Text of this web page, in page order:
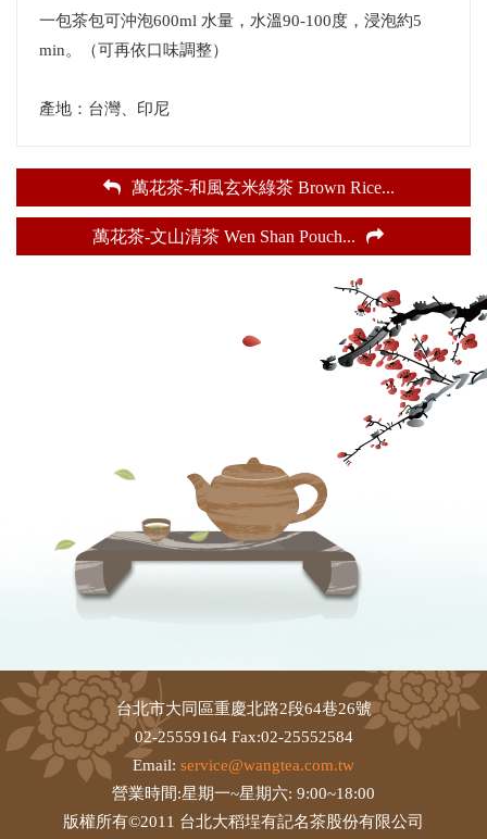
一包茶包可沖泡600ml 水量，水溫90-100度，浸泡約5
min。（可再依口味調整）
產地：台灣、印尼
萬花茶-和風玄米綠茶 Brown Rice...
萬花茶-文山清茶 Wen Shan Pouch...
台北市大同區重慶北路2段64巷26號
02-25559164 Fax:02-25552584
Email: service@wangtea.com.tw
營業時間:星期一~星期六: 9:00~18:00
版權所有©2011 台北大稻埕有記名茶股份有限公司